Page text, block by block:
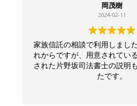
岡茂樹
2024-02-11
家族信託の相談で利用しまし
れからですが、用意されてい
された片野坂司法書士の説明
たです。